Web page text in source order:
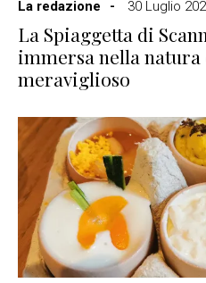
La redazione
30 Luglio
La Spiaggetta di
immersa nella natura
meraviglioso